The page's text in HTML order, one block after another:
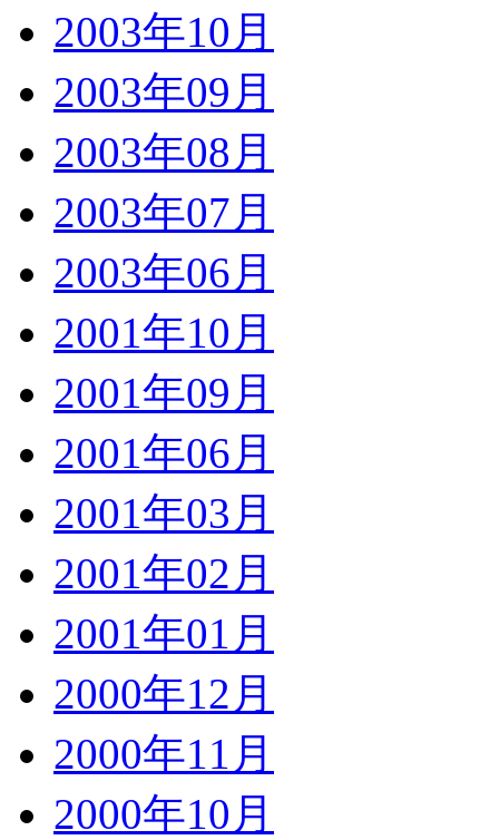
2003年10月
2003年09月
2003年08月
2003年07月
2003年06月
2001年10月
2001年09月
2001年06月
2001年03月
2001年02月
2001年01月
2000年12月
2000年11月
2000年10月